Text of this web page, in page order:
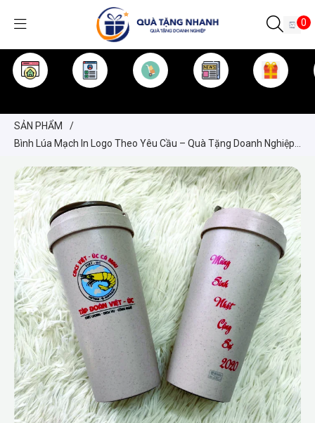
0
SẢN PHẨM
/
Bình Lúa Mạch In Logo Theo Yêu Cầu – Quà Tặng Doanh Nghiệp